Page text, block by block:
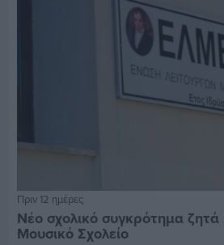
Πριν 12 ημέρες
Νέο σχολικό συγκρότημα
Μουσικό Σχολείο